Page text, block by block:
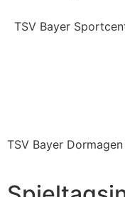
TSV Bayer
TSV Bayer Dormagen